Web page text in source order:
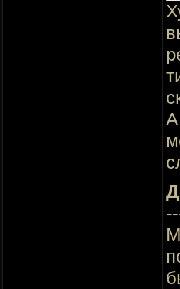
А